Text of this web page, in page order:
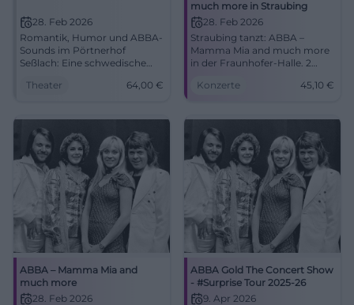
28. Feb 2026
Romantik, Humor und ABBA-
Sounds im Pörtnerhof
Seßlach: Eine schwedische
28.02.2026, 19:00, 64 €. Nahes
Theater 64,00 €
much more in Straubing
28. Feb 2026
Straubing tanzt: ABBA –
Mamma Mia and much more
in der Fraunhofer‑Halle. 2
starke Vocals. 28.02.2026, ab
Konzerte 45,10 €
ABBA – Mamma Mia and
much more
28. Feb 2026
ABBA Gold The Concert Show
- #Surprise Tour 2025-26
9. Apr 2026